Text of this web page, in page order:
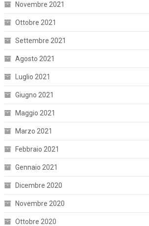
Novembre 2021
Ottobre 2021
Settembre 2021
Agosto 2021
Luglio 2021
Giugno 2021
Maggio 2021
Marzo 2021
Febbraio 2021
Gennaio 2021
Dicembre 2020
Novembre 2020
Ottobre 2020